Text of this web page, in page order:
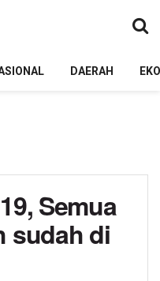
DAERAH
Semua
sudah di